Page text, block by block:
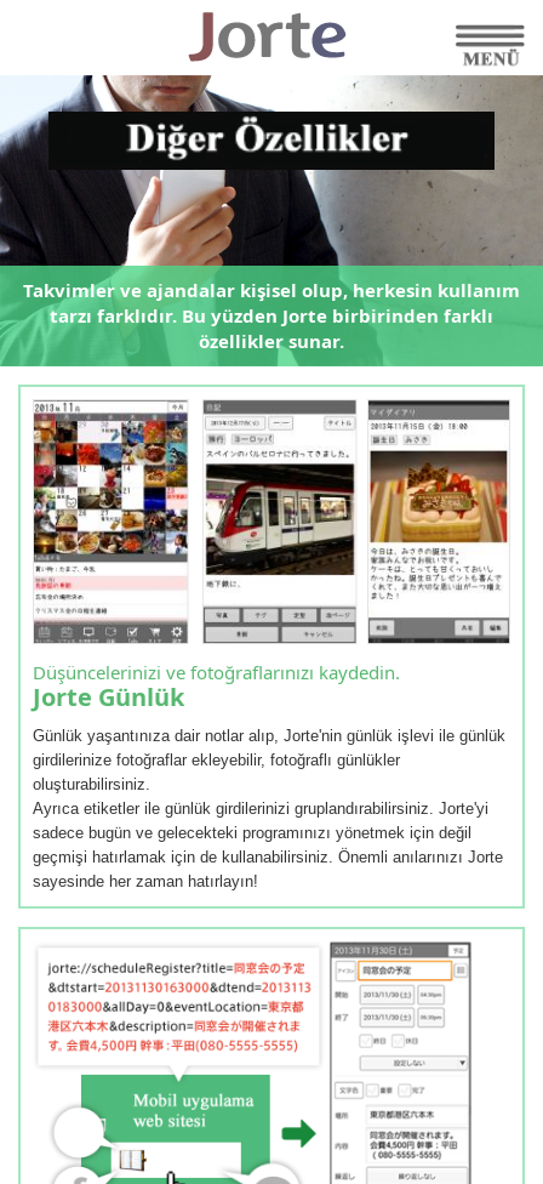
Takvimler ve ajandalar kişisel olup,herkesin kullanım
tarzı farklıdır. Bu yüzden Jorte birbirinden farklı
özellikler sunar.
Düşüncelerinizi ve fotoğraflarınızı kaydedin.
Jorte Günlük
Günlük yaşantınıza dair notlar alıp, Jorte'nin günlük işlevi ile günlük
girdilerinize fotoğraflar ekleyebilir, fotoğraflı günlükler
oluşturabilirsiniz.
Ayrıca etiketler ile günlük girdilerinizi gruplandırabilirsiniz. Jorte'yi
sadece bugün ve gelecekteki programınızı yönetmek için değil
geçmişi hatırlamak için de kullanabilirsiniz. Önemli anılarınızı Jorte
sayesinde her zaman hatırlayın!